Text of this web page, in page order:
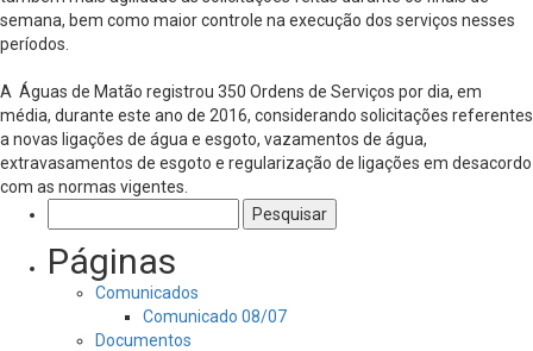
semana, bem como maior controle na execução dos serviços nesses
períodos.
A Águas de Matão registrou 350 Ordens de Serviços por dia, em
média, durante este ano de 2016, considerando solicitações referentes
a novas ligações de água e esgoto, vazamentos de água,
extravasamentos de esgoto e regularização de ligações em desacordo
com as normas vigentes.
por:
Páginas
Comunicados
Comunicado 08/07
Documentos